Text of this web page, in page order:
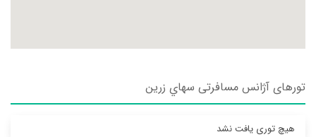
تورهای آژانس مسافرتی سهاي زرين
هیچ توری یافت نشد